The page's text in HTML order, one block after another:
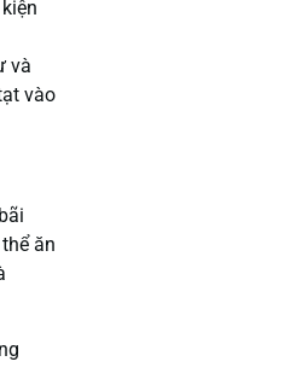
và
vào
ăn